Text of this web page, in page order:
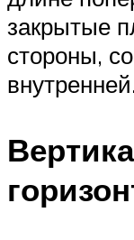
закрытые
стороны,